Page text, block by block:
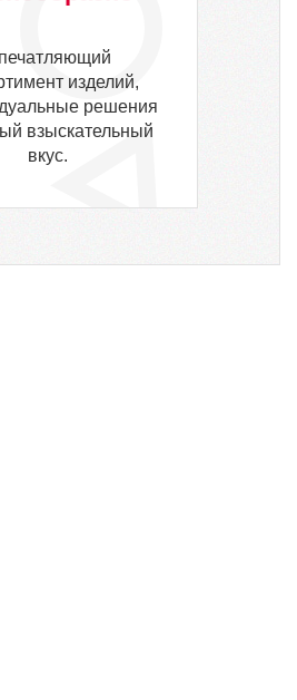
изделий,
решения
взыскательный
вкус.